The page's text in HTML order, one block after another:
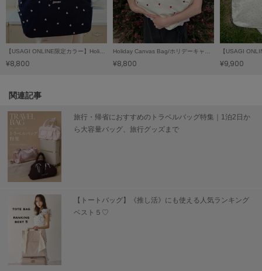
swanë
スワネ
テバ
The Barnnet
ザバーネット
THE NORTH FACE
ザ・ノース・フェイス
TODAYFUL
トゥデイフル
TSURU by Mariko Oikawa
ツルバイマリコオイカワ
¥8,800 ¥8,800 ¥9,900
関連記事
旅行・帰省におすすめのトラベルバッグ特集｜1泊2日か
ら大容量バッグ、旅行グッズまで
【トートバッグ】《推し活》にも使える人気ランキング
ベスト５♡